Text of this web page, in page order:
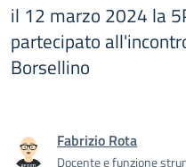
il 12 marzo 2024 la
partecipato
Borsellino
Fabrizio Rota
Docente e funzione